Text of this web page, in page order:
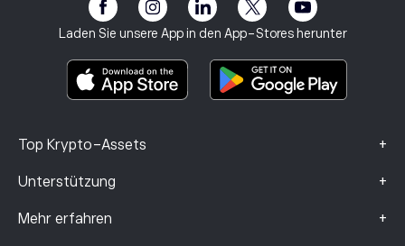
Laden Sie unsere App in den App-Stores herunter
Top Krypto-Assets +
Unterstützung +
Mehr erfahren +
Impressum
Geschäftsbedingungen
Basisinformationsblatt
Beschwerdedaten (FCA-Kunden)
Anlageversicherung